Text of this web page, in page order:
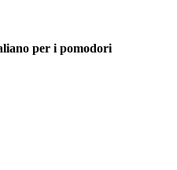
per i pomodori